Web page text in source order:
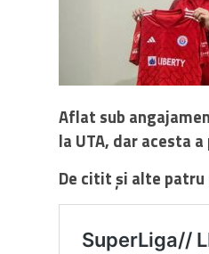
Aflat sub
la UTA, dar acesta
De citit și alte